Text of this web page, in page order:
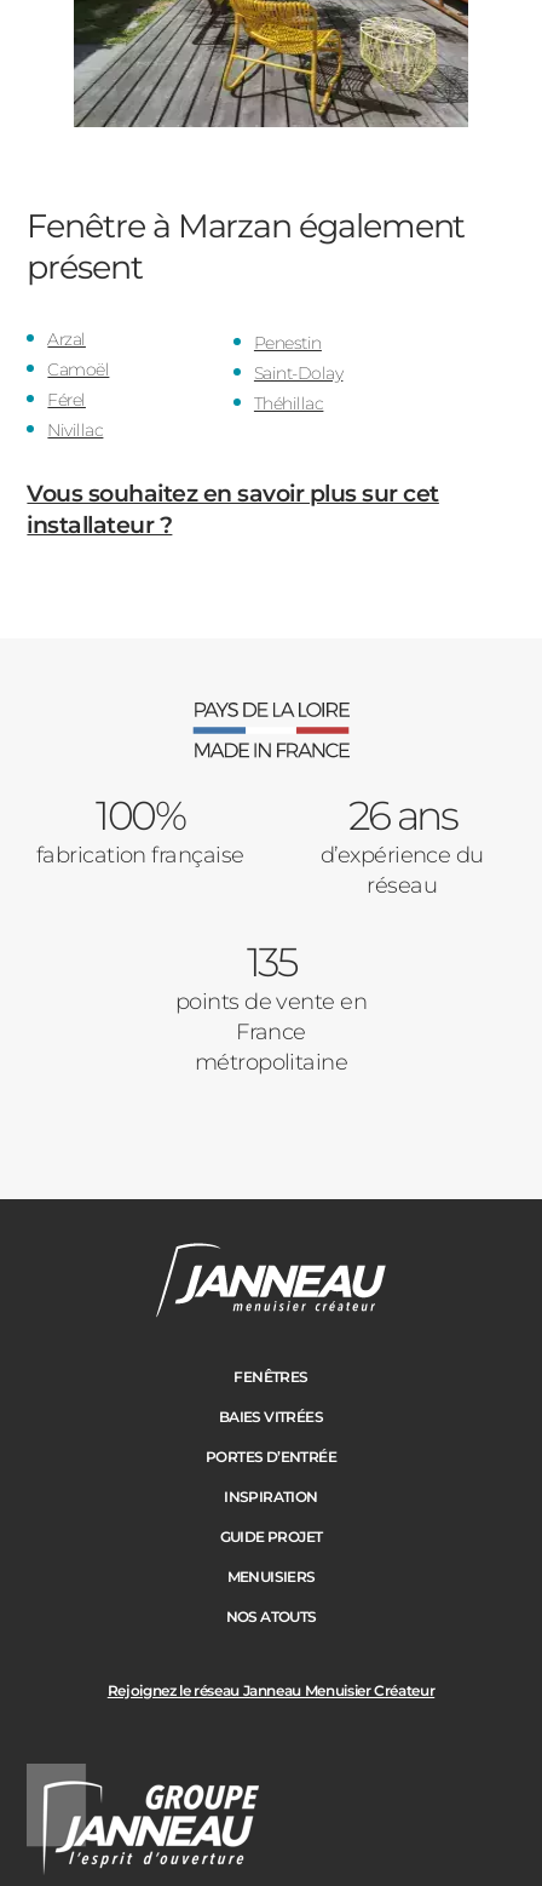
Fenêtre à Marzan également
présent
Arzal
Camoël
Férel
Nivillac
Penestin
Saint-Dolay
Théhillac
Vous souhaitez en savoir plus sur cet
installateur ?
100%
fabrication française
26 ans
d’expérience du
réseau
135
points de vente en
France
métropolitaine
Rejoignez le réseau Janneau Menuisier Créateur
FENÊTRES
BAIES VITRÉES
PORTES D’ENTRÉE
INSPIRATION
GUIDE PROJET
MENUISIERS
NOS ATOUTS